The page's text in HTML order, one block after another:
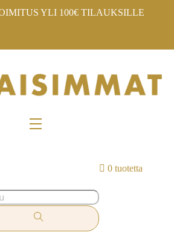
YLI 100€ TILAUKSILLE
Menu
0 tuotetta